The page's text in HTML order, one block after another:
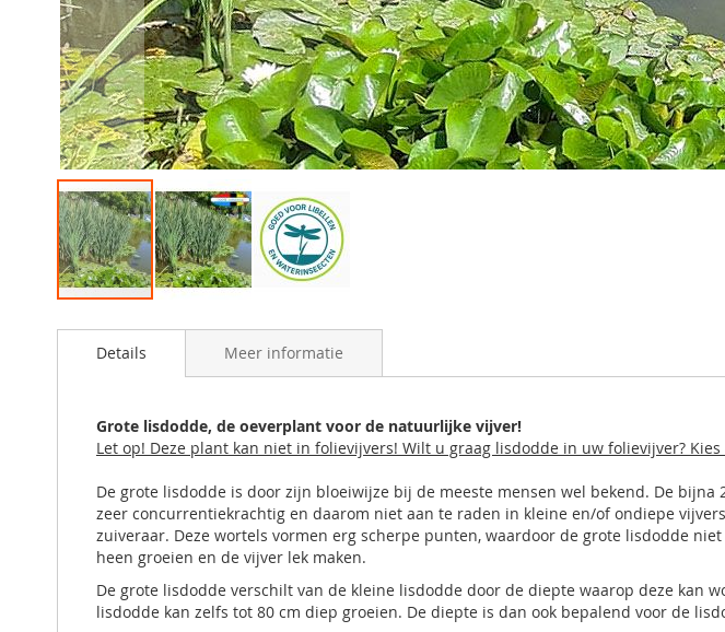
naar
afbeeldingen-
Details
Grote lisdodde, de oeverplant voor de natuurlijke vijver!
Let op! Deze plant kan niet in folievijvers! Wilt u graag lisdodde in uw folievijver?
De grote lisdodde is door zijn bloeiwijze bij de meeste mensen wel bekend. De
zeer concurrentiekrachtig en daarom niet aan te raden in kleine en/of ondiepe
zuiveraar. Deze wortels vormen erg scherpe punten, waardoor de grote lisdodde
heen groeien en de vijver lek maken.
De grote lisdodde verschilt van de kleine lisdodde door de diepte waarop deze kan
lisdodde kan zelfs tot 80 cm diep groeien. De diepte is dan ook bepalend voor de
Meer informatie